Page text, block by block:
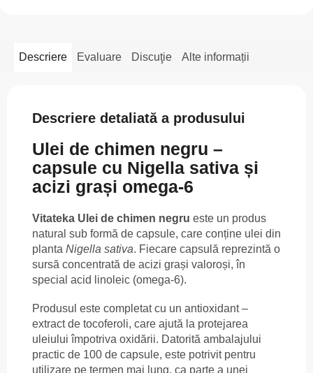
Descriere Evaluare Discuţie Alte informații
Descriere detaliată a produsului
Ulei de chimen negru –
capsule cu Nigella sativa și
acizi grași omega-6
Vitateka Ulei de chimen negru este un produs
natural sub formă de capsule, care conține ulei din
planta Nigella sativa. Fiecare capsulă reprezintă o
sursă concentrată de acizi grași valoroși, în
special acid linoleic (omega-6).
Produsul este completat cu un antioxidant –
extract de tocoferoli, care ajută la protejarea
uleiului împotriva oxidării. Datorită ambalajului
practic de 100 de capsule, este potrivit pentru
utilizare pe termen mai lung, ca parte a unei